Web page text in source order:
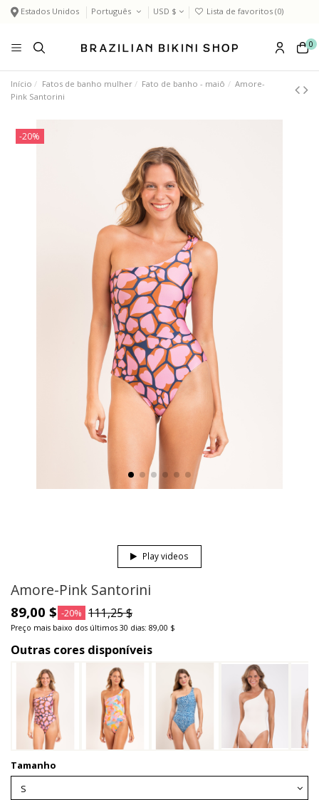
Estados Unidos Português USD $ Lista de favoritos (0)
0
Início Fatos de banho mulher Fato de banho - maiô
Amore-
Pink Santorini
-20%
Play videos
Amore-Pink Santorini
89,00 $ -20% 111,25 $
Preço mais baixo dos últimos 30 dias: 89,00 $
Outras cores disponíveis
Tamanho